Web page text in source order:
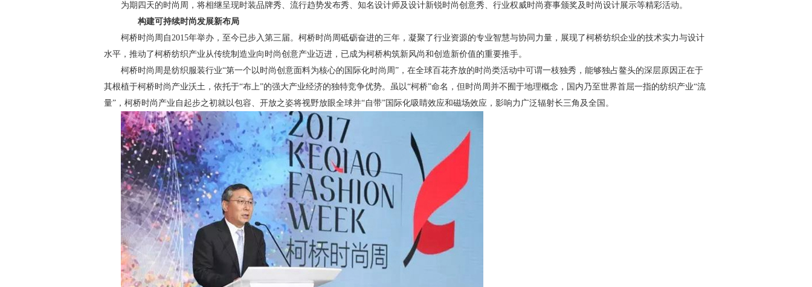
为期四天的时尚周，将相继呈现时装品牌秀、流行趋势发布秀、知名设计师及设计新锐时尚创意秀、行业权威时尚赛事颁奖及时尚设计展示等精彩活动。
构建可持续时尚发展新布局
柯桥时尚周自2015年举办，至今已步入第三届。柯桥时尚周砥砺奋进的三年，凝聚了行业资源的专业智慧与协同力量，展现了柯桥纺织企业的技术实力与设计
水平，推动了柯桥纺织产业从传统制造业向时尚创意产业迈进，已成为柯桥构筑新风尚和创造新价值的重要推手。
柯桥时尚周是纺织服装行业“第一个以时尚创意面料为核心的国际化时尚周”，在全球百花齐放的时尚类活动中可谓一枝独秀，能够独占鳌头的深层原因正在于
其根植于柯桥时尚产业沃土，依托于“布上”的强大产业经济的独特竞争优势。虽以“柯桥”命名，但时尚周并不囿于地理概念，国内乃至世界首屈一指的纺织产业“流
量”，柯桥时尚产业自起步之初就以包容、开放之姿将视野放眼全球并“自带”国际化吸睛效应和磁场效应，影响力广泛辐射长三角及全国。